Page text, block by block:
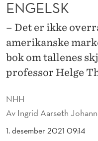
S
K
A
L
U
T
NHH
Av Ingrid Aarseth
1. desember 2021 09:14
ENGELSK
– Det er ikke
amerikanske
bok om tallenes
professor Helge